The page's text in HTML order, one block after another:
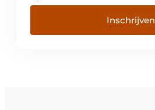
Inschrijven